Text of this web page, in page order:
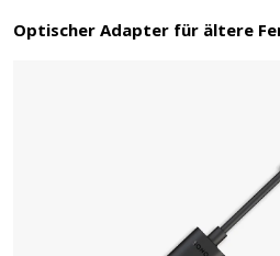
Optischer Adapter für ältere